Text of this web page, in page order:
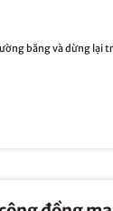
băng và dừng lại